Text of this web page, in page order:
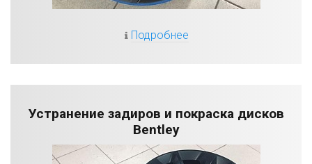
Подробнее
Устранение задиров и покраска дисков
Bentley